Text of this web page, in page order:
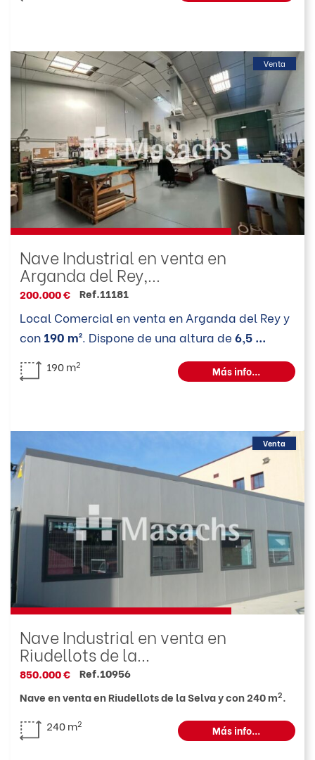
Venta
Nave Industrial en venta en
Arganda del Rey,...
Ref.11181
200.000 €
Local Comercial en venta en Arganda del Rey y
con 190 m². Dispone de una altura de 6,5 ...
190 m2 Más info...
Venta
Nave Industrial en venta en
Riudellots de la...
Ref.10956
850.000 €
Nave en venta en Riudellots de la Selva y con 240 m2.
240 m2 Más info...